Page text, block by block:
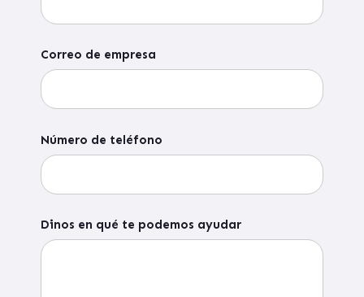
Correo de empresa
Número de teléfono
Dinos en qué te podemos ayudar